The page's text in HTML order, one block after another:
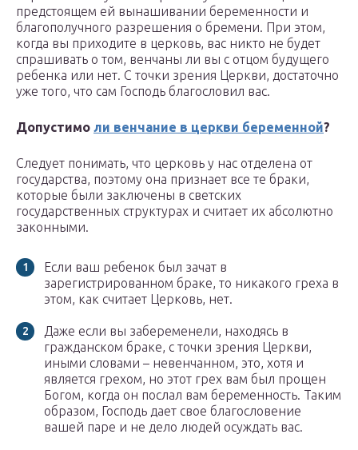
предстоящем ей вынашивании беременности и
благополучного разрешения о бремени. При этом,
когда вы приходите в церковь, вас никто не будет
спрашивать о том, венчаны ли вы с отцом будущего
ребенка или нет. С точки зрения Церкви, достаточно
уже того, что сам Господь благословил вас.
Допустимо ли венчание в церкви беременной?
Следует понимать, что церковь у нас отделена от
государства, поэтому она признает все те браки,
которые были заключены в светских
государственных структурах и считает их абсолютно
законными.
Если ваш ребенок был зачат в
зарегистрированном браке, то никакого греха в
этом, как считает Церковь, нет.
Даже если вы забеременели, находясь в
гражданском браке, с точки зрения Церкви,
иными словами – невенчанном, это, хотя и
является грехом, но этот грех вам был прощен
Богом, когда он послал вам беременность. Таким
образом, Господь дает свое благословение
вашей паре и не дело людей осуждать вас.